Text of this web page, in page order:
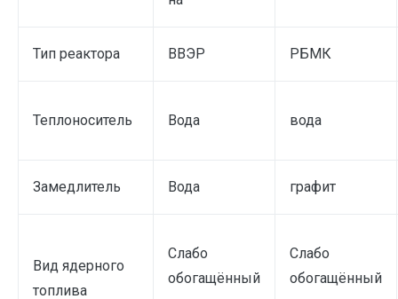
Тип реактора ВВЭР РБМК
Теплоноситель Вода вода
Замедлитель Вода графит
Вид ядерного
топлива
Слабо
обогащённый
Слабо
обогащённый